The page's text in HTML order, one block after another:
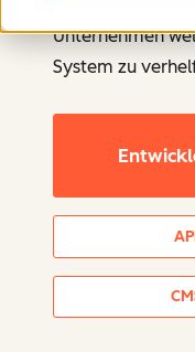
Unternehmen
System zu